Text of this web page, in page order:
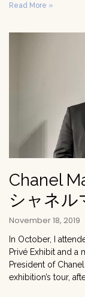
Read More »
Chanel
シャネル
November 18, 2019
In October, I
Privé Exhibit and a
President of
exhibition’s tour,